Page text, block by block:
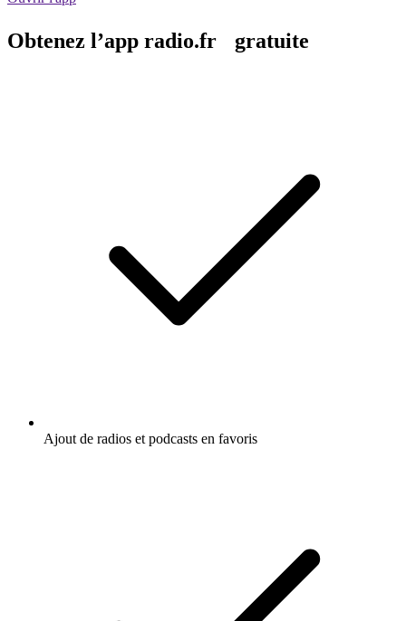
Obtenez l’app radio.fr gratuite
Ajout de radios et podcasts en favoris